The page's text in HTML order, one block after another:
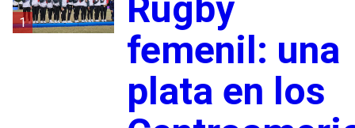
1
Rugby
femenil: una
plata en los